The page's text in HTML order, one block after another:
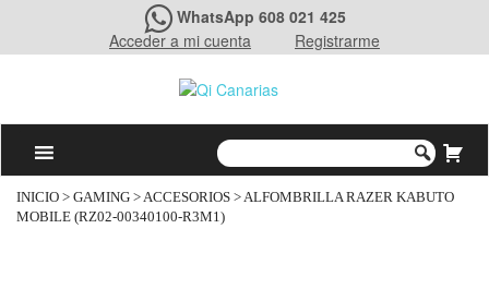
WhatsApp 608 021 425
Acceder a mi cuenta
Registrarme
INICIO > GAMING >ACCESORIOS > ALFOMBRILLA RAZER KABUTO
MOBILE (RZ02-00340100-R3M1)